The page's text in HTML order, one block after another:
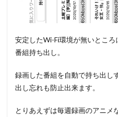
安定したWi-Fi環境が無いとこ
番組持ち出し。
録画した番組を自動で持ち出し
出し忘れも防止出来ます。
とりあえずは毎週録画のアニメ